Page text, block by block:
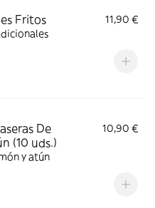
Fritos
11,90 €
De
(10 uds.)
10,90 €
y atún